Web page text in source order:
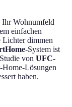
Wohnumfeld
einfachen
Lichter dimmen
-System ist
von UFC-
Home-Lösungen
haben.